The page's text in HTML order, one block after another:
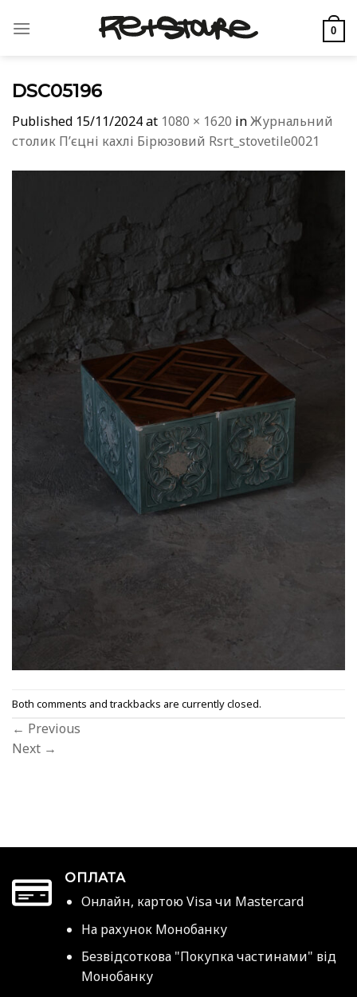
0
DSC05196
Published 15/11/2024at 1080 × 1620 inЖурнальний
столик Пʼєцні кахлі Бірюзовий Rsrt_stovetile0021
Both comments and trackbacks are currently closed.
← Previous
Next →
ОПЛАТА
Онлайн, картою Visa чи Mastercard
На рахунок Монобанку
Безвідсоткова "Покупка частинами" від
Монобанку